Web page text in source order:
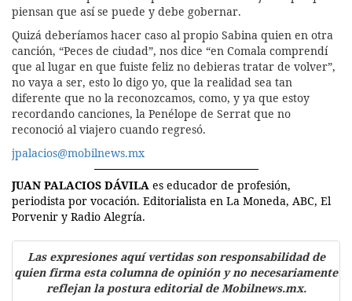
piensan que así se puede y debe gobernar.
Quizá deberíamos hacer caso al propio Sabina quien en otra
canción, “Peces de ciudad”, nos dice “en Comala comprendí
que al lugar en que fuiste feliz no debieras tratar de volver”,
no vaya a ser, esto lo digo yo, que la realidad sea tan
diferente que no la reconozcamos, como, y ya que estoy
recordando canciones, la Penélope de Serrat que no
reconoció al viajero cuando regresó.
jpalacios@mobilnews.mx
JUAN PALACIOS DÁVILA es educador de profesión,
periodista por vocación. Editorialista en La Moneda, ABC, El
Porvenir y Radio Alegría.
Las expresiones aquí vertidas son responsabilidad de
quien firma esta columna de opinión y no necesariamente
reflejan la postura editorial de Mobilnews.mx.